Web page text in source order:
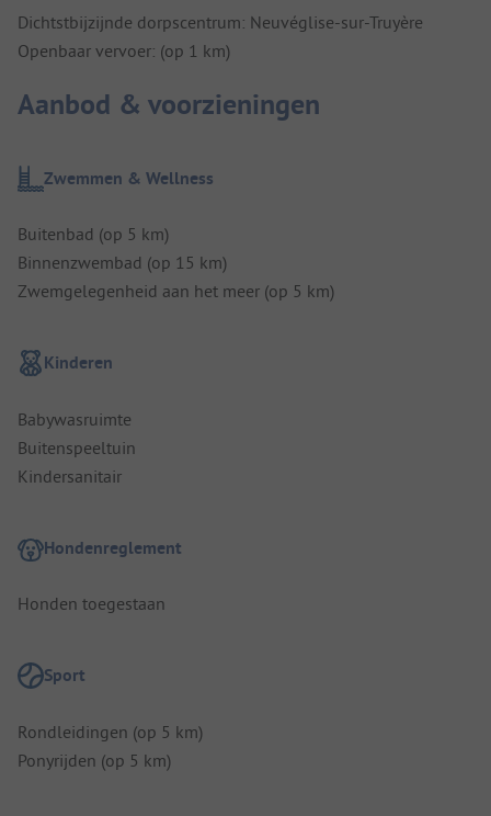
Dichtstbijzijnde dorpscentrum: Neuvéglise-sur-Truyère
Openbaar vervoer: (op 1 km)
Aanbod & voorzieningen
Zwemmen & Wellness
Buitenbad (op 5 km)
Binnenzwembad (op 15 km)
Zwemgelegenheid aan het meer (op 5 km)
Kinderen
Babywasruimte
Buitenspeeltuin
Kindersanitair
Hondenreglement
Honden toegestaan
Sport
Rondleidingen (op 5 km)
Ponyrijden (op 5 km)